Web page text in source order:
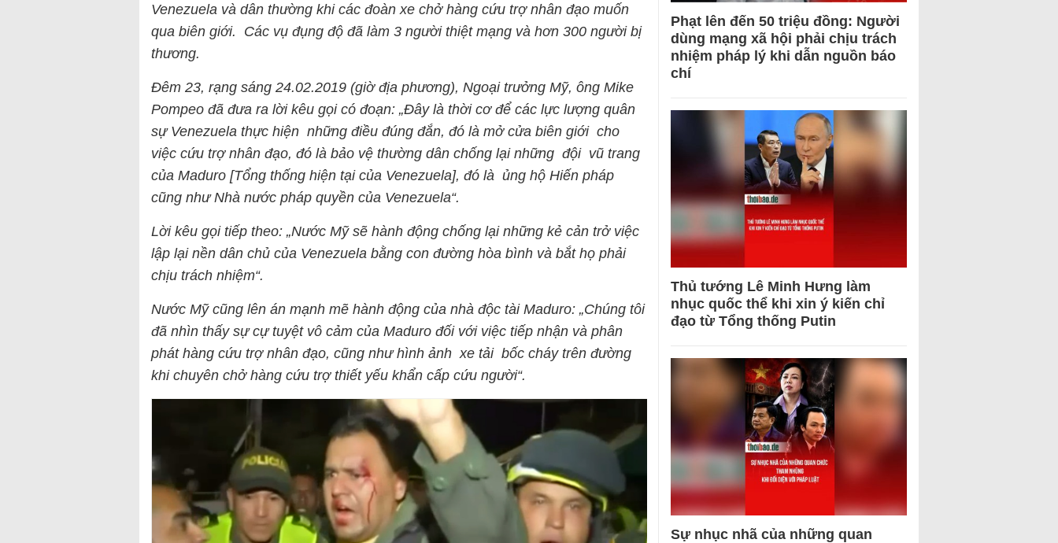
Venezuela và dân thường khi các đoàn xe chở hàng cứu trợ nhân đạo muốn
qua biên giới. Các vụ đụng độ đã làm 3 người thiệt mạng và hơn 300 người bị
thương.
Đêm 23, rạng sáng 24.02.2019 (giờ địa phương), Ngoại trưởng Mỹ, ông Mike
Pompeo đã đưa ra lời kêu gọi có đoạn: „Đây là thời cơ để các lực lượng quân
sự Venezuela thực hiện những điều đúng đắn, đó là mở cửa biên giới cho
việc cứu trợ nhân đạo, đó là bảo vệ thường dân chống lại những đội vũ trang
của Maduro [Tổng thống hiện tại của Venezuela], đó là ủng hộ Hiến pháp
cũng như Nhà nước pháp quyền của Venezuela“.
Lời kêu gọi tiếp theo: „Nước Mỹ sẽ hành động chống lại những kẻ cản trở việc
lập lại nền dân chủ của Venezuela bằng con đường hòa bình và bắt họ phải
chịu trách nhiệm“.
Nước Mỹ cũng lên án mạnh mẽ hành động của nhà độc tài Maduro: „Chúng tôi
đã nhìn thấy sự cự tuyệt vô cảm của Maduro đối với việc tiếp nhận và phân
phát hàng cứu trợ nhân đạo, cũng như hình ảnh xe tải bốc cháy trên đường
khi chuyên chở hàng cứu trợ thiết yếu khẩn cấp cứu người“.
Phạt lên đến 50 triệu đồng: Người
dùng mạng xã hội phải chịu trách
nhiệm pháp lý khi dẫn nguồn báo
chí
Thủ tướng Lê Minh Hưng làm
nhục quốc thể khi xin ý kiến chỉ
đạo từ Tổng thống Putin
Sự nhục nhã của những quan